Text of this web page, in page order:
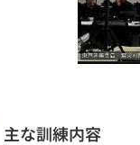
主な訓練内容